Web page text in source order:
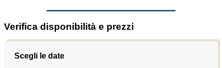
Verifica disponibilità e prezzi
Scegli le date